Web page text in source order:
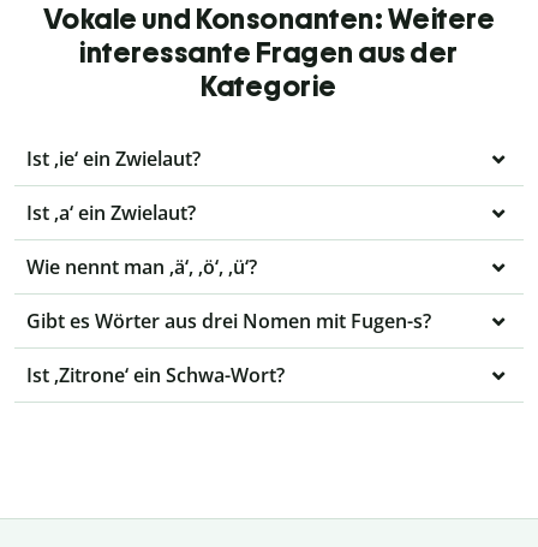
Vokale und Konsonanten: Weitere
interessante Fragen aus der
Kategorie
Ist ‚ie‘ ein Zwielaut?
Ist ‚a‘ ein Zwielaut?
Wie nennt man ‚ä‘, ‚ö‘, ‚ü‘?
Gibt es Wörter aus drei Nomen mit Fugen-s?
Ist ‚Zitrone‘ ein Schwa-Wort?